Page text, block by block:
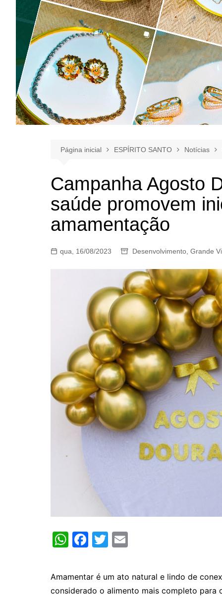
Página inicial ESPÍRITO SANTO Notícias
Campanha Agosto
saúde promovem
amamentação
qua, 16/08/2023 Desenvolvimento Grande
W
at
s
F
c
e
T
itt
er
ai
l
Amamentar é um ato natural e lindo de
considerado o alimento mais completo para